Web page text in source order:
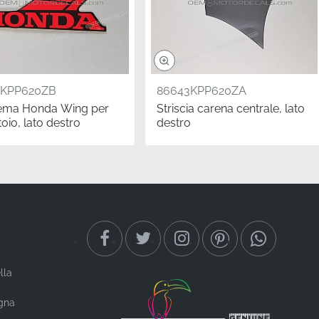
questi materiali
per i motociclisti che
posteriore,
Honda Wing per
lato destro
86643KPP620ZA
Striscia carena centrale, lato
destro